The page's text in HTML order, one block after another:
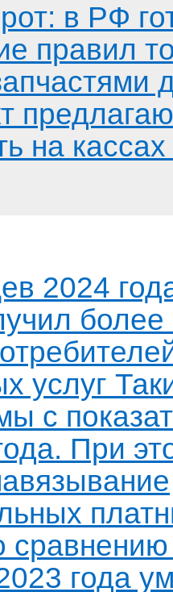
в РФ
правил
на
2024
услуг
с
При
года